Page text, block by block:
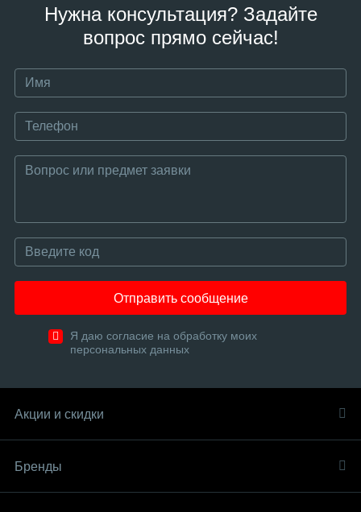
Нужна консультация? Задайте
вопрос прямо сейчас!
Отправить сообщение
Я даю согласие на обработку моих
персональных данных
Акции и скидки
Бренды